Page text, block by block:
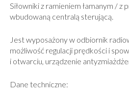
Siłowniki z ramieniem łamanym / z
wbudowaną centralą sterującą.
Jest wyposażony w odbiornik
możliwość regulacji prędkości i
i otwarciu, urządzenie
Dane techniczne: